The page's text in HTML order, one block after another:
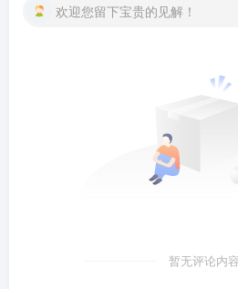
欢迎您留下宝贵的见解！
暂无评论内容